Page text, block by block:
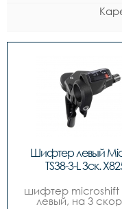
Шифтер левый
TS38-3-L 3ск.
шифтер microshift
левый, на 3